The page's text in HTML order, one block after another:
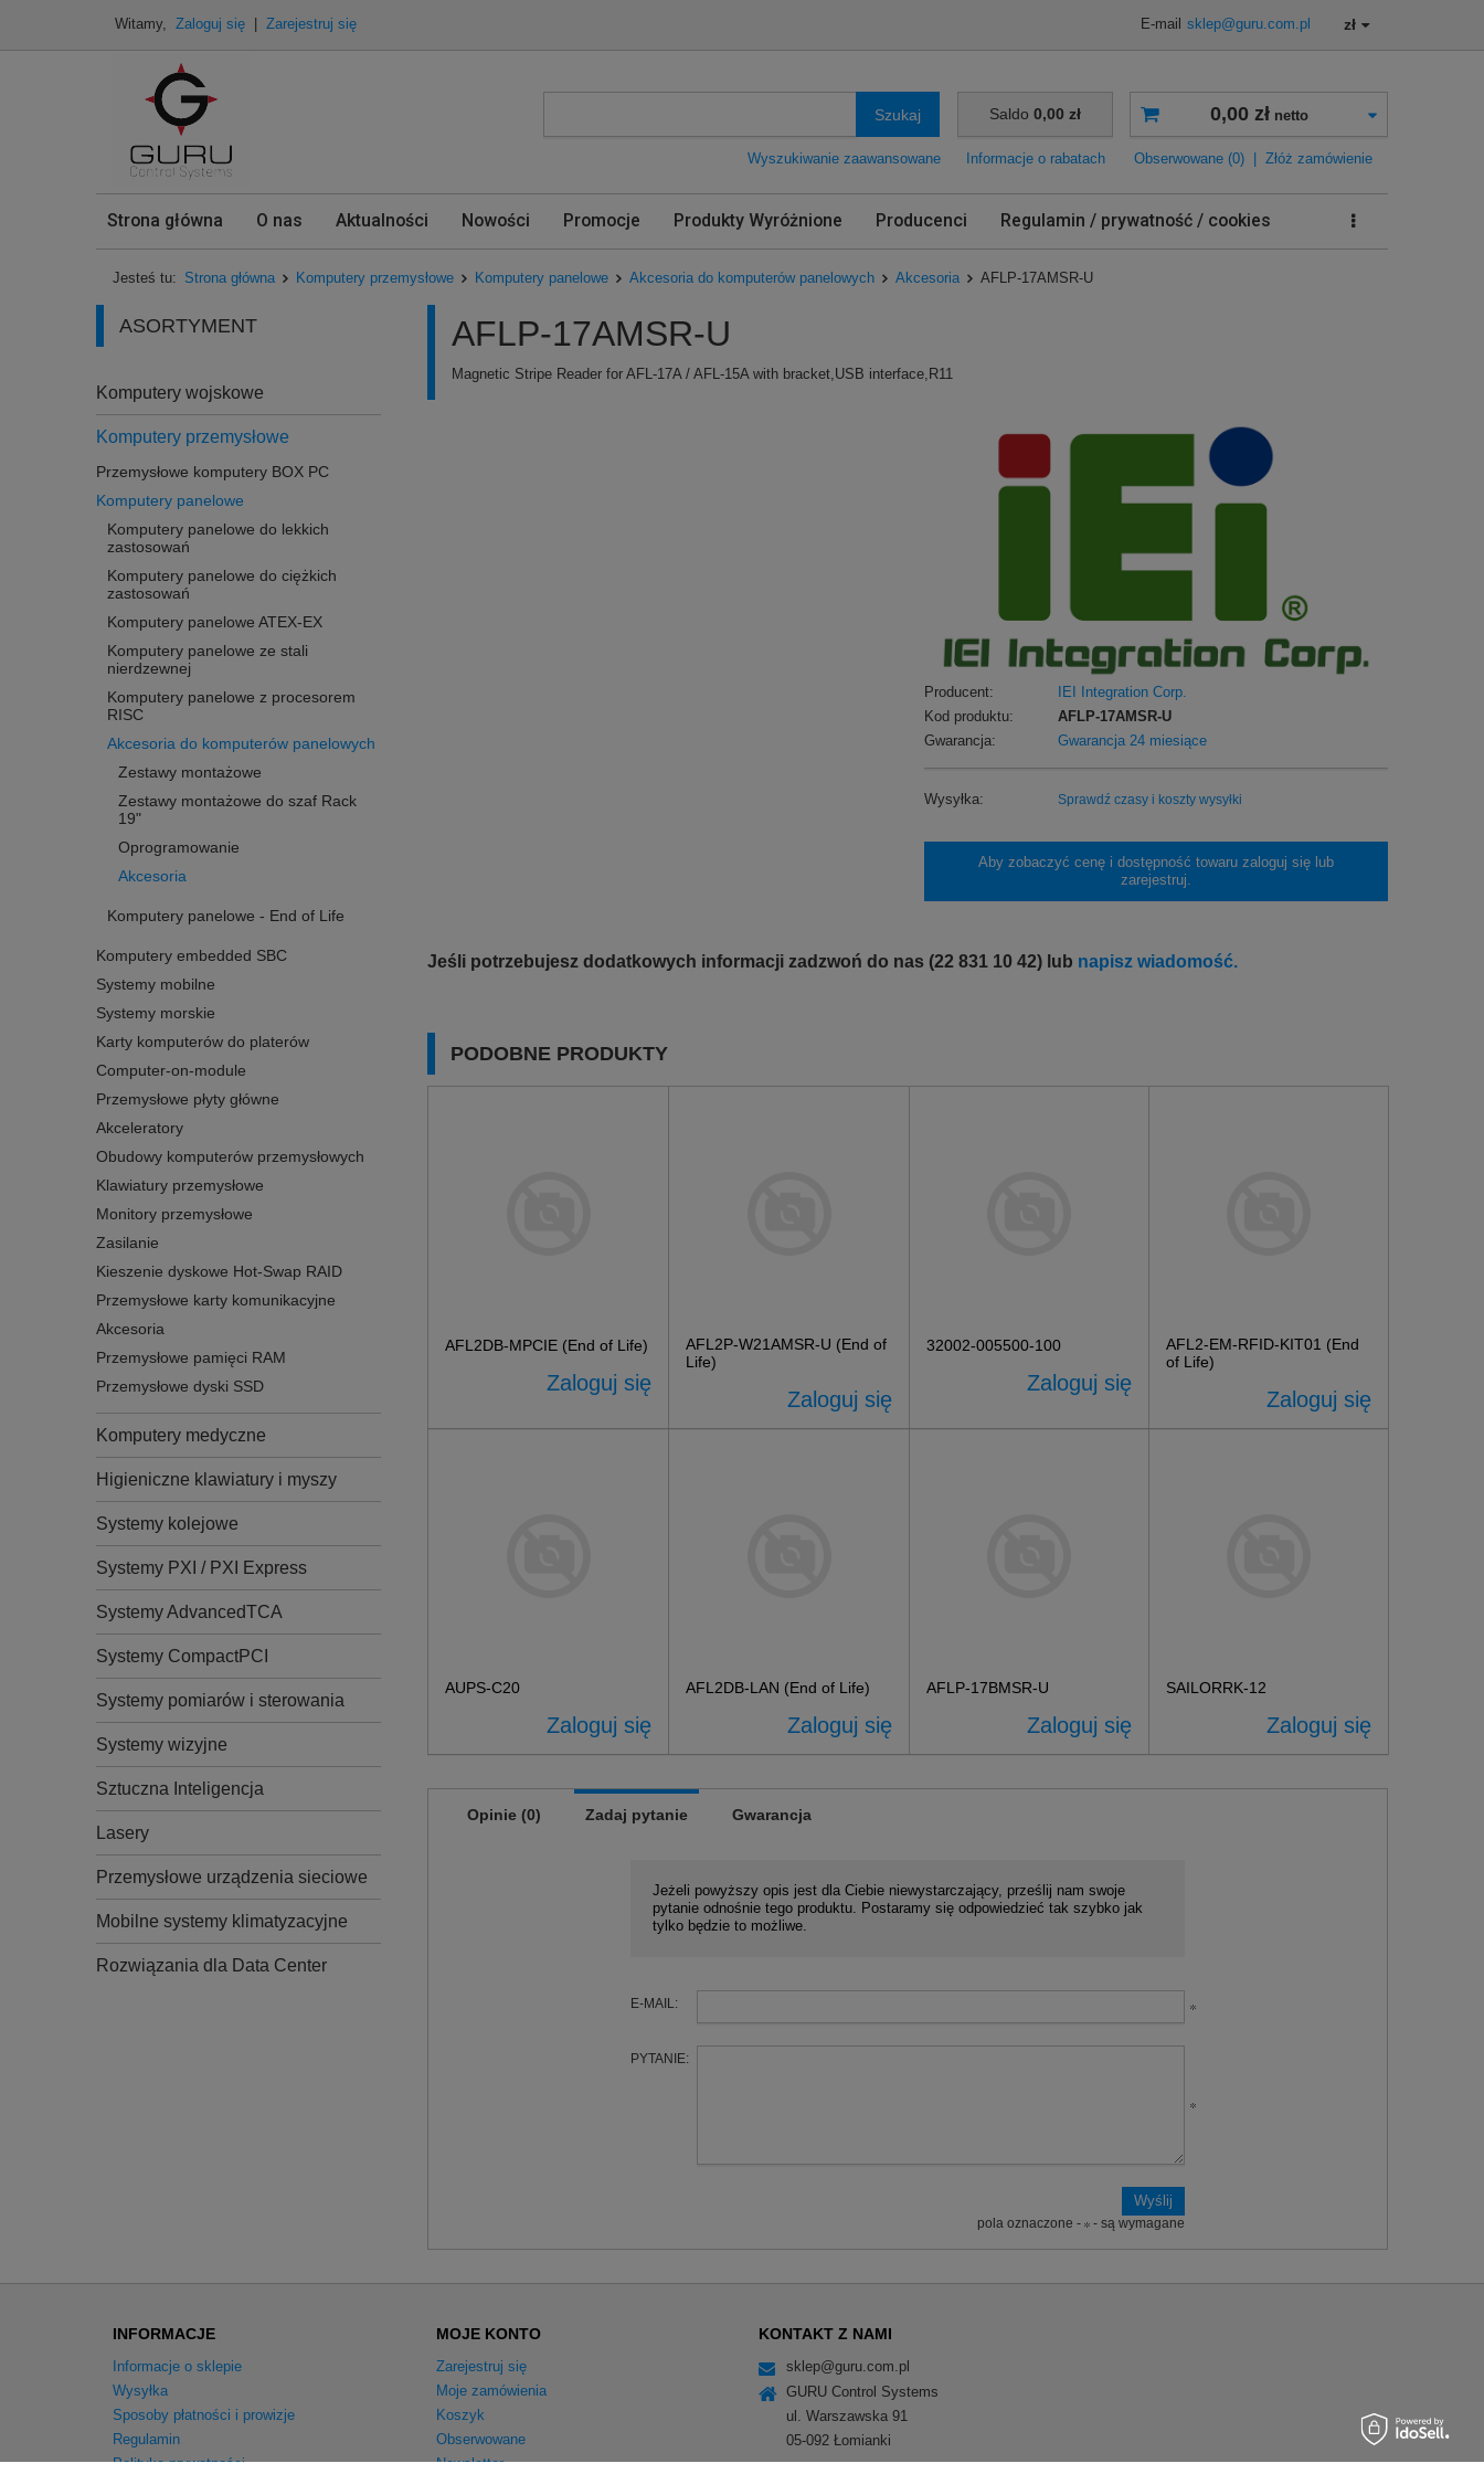
Witamy, Zaloguj się Zarejestruj się E-mail sklep@guru.com.pl zł
Szukaj
Wyszukiwanie zaawansowane
Saldo 0,00 zł
Informacje o rabatach
0,00 złnetto
Obserwowane (0) Złóż zamówienie
Strona główna O nas Aktualności Nowości Promocje Produkty Wyróżnione Producenci Regulamin / prywatność / cookies
Jesteś tu: Strona główna Komputery przemysłowe Komputery panelowe Akcesoria do komputerów panelowych Akcesoria AFLP-17AMSR-U
ASORTYMENT
Komputery wojskowe
Komputery przemysłowe
Przemysłowe komputery BOX PC
Komputery panelowe
Komputery panelowe do lekkich
zastosowań
Komputery panelowe do ciężkich
zastosowań
Komputery panelowe ATEX-EX
Komputery panelowe ze stali
nierdzewnej
Komputery panelowe z procesorem
RISC
Akcesoria do komputerów panelowych
Zestawy montażowe
Zestawy montażowe do szaf Rack
19"
Oprogramowanie
Akcesoria
Komputery panelowe - End of Life
Komputery embedded SBC
Systemy mobilne
Systemy morskie
Karty komputerów do platerów
Computer-on-module
Przemysłowe płyty główne
Akceleratory
Obudowy komputerów przemysłowych
Klawiatury przemysłowe
Monitory przemysłowe
Zasilanie
Kieszenie dyskowe Hot-Swap RAID
Przemysłowe karty komunikacyjne
Akcesoria
Przemysłowe pamięci RAM
Przemysłowe dyski SSD
Komputery medyczne
Higieniczne klawiatury i myszy
Systemy kolejowe
Systemy PXI / PXI Express
Systemy AdvancedTCA
Systemy CompactPCI
Systemy pomiarów i sterowania
Systemy wizyjne
Sztuczna Inteligencja
Lasery
Przemysłowe urządzenia sieciowe
Mobilne systemy klimatyzacyjne
Rozwiązania dla Data Center
AFLP-17AMSR-U
Magnetic Stripe Reader for AFL-17A / AFL-15A with bracket,USB interface,R11
Producent:
IEI Integration Corp.
Kod produktu:
AFLP-17AMSR-U
Gwarancja:
Gwarancja 24 miesiące
Wysyłka: Sprawdź czasy i koszty wysyłki
Aby zobaczyć cenę i dostępność towaru zaloguj się lub
zarejestruj.
Jeśli potrzebujesz dodatkowych informacji zadzwoń do nas (22 831 10 42) lub napisz wiadomość.
PODOBNE PRODUKTY
AFL2DB-MPCIE (End of Life)
Zaloguj się
AFL2P-W21AMSR-U (End of
Life)
Zaloguj się
32002-005500-100
Zaloguj się
AFL2-EM-RFID-KIT01 (End
of Life)
Zaloguj się
AUPS-C20
Zaloguj się
AFL2DB-LAN (End of Life)
Zaloguj się
AFLP-17BMSR-U
Zaloguj się
SAILORRK-12
Zaloguj się
Opinie (0) Zadaj pytanie Gwarancja
Jeżeli powyższy opis jest dla Ciebie niewystarczający, prześlij nam swoje
pytanie odnośnie tego produktu. Postaramy się odpowiedzieć tak szybko jak
tylko będzie to możliwe.
E-MAIL:
PYTANIE:
pola oznaczone - - są wymagane
INFORMACJE
Informacje o sklepie
Wysyłka
Sposoby płatności i prowizje
Regulamin
Polityka prywatności
MOJE KONTO
Zarejestruj się
Moje zamówienia
Koszyk
Obserwowane
Newsletter
KONTAKT Z NAMI
sklep@guru.com.pl
GURU Control Systems
ul. Warszawska 91
05-092 Łomianki